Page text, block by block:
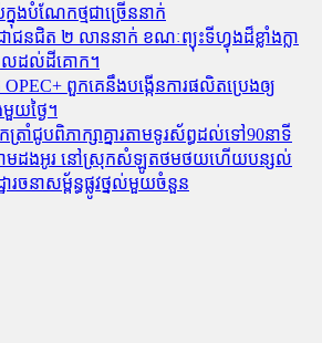
នុងបំណែកថ្មជាច្រើននាក់
ជនជិត ២ លាននាក់ ខណៈព្យុះទីហ្វុងដ៏ខ្លាំងក្លា
លដល់ដីគោក។
ពួកគេនឹងបង្កើនការផលិតប្រេងឲ្យ
យថ្ងៃ។
ជូបពិភាក្សាគ្នារតាមទូរស័ព្ធដល់ទៅ90នាទី
ាម​ដងអូរ​ នៅ​ស្រុក​សំឡូត​ថមថយ​ហើយ​បន្សល់​
រចនាសម្ព័ន្ធ​ផ្លូវថ្នល់​មួយ​ចំនួន